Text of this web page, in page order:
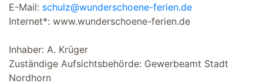
E-Mail: schulz@wunderschoene-ferien.de
Internet*: www.wunderschoene-ferien.de
Inhaber: A. Krüger
Zuständige Aufsichtsbehörde: Gewerbeamt Stadt
Nordhorn